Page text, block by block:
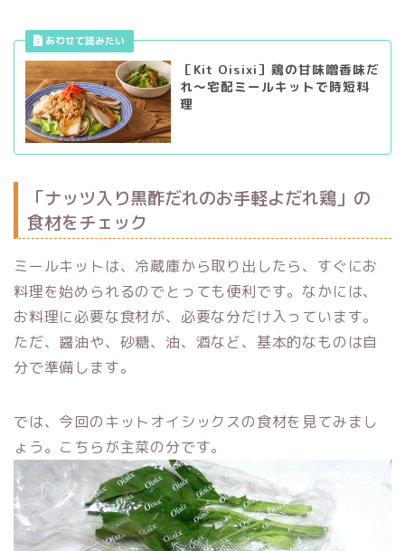
［Kit Oisixi］鶏の甘味噌香味だ
れ〜宅配ミールキットで時短料
理
「ナッツ入り黒酢だれのお手軽よだれ鶏」の
食材をチェック
ミールキットは、冷蔵庫から取り出したら、すぐにお
料理を始められるのでとっても便利です。なかには、
お料理に必要な食材が、必要な分だけ入っています。
ただ、醤油や、砂糖、油、酒など、基本的なものは自
分で準備します。
では、今回のキットオイシックスの食材を見てみまし
ょう。こちらが主菜の分です。